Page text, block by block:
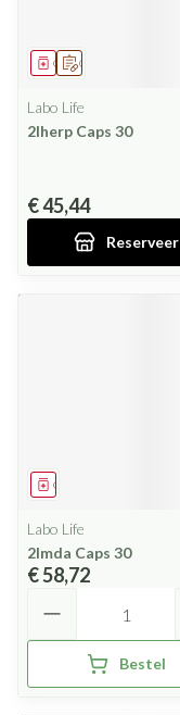
Op voorschrift
Geneesmiddel
Labo Life
2lherp Caps 30
€ 45,44
Reserveer
Geneesmiddel
Labo Life
2lmda Caps 30
€ 58,72
Bestel